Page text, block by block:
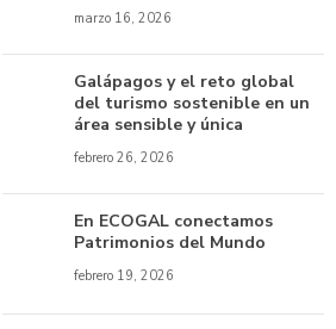
marzo 16, 2026
Galápagos y el reto global
del turismo sostenible en un
área sensible y única
febrero 26, 2026
En ECOGAL conectamos
Patrimonios del Mundo
febrero 19, 2026